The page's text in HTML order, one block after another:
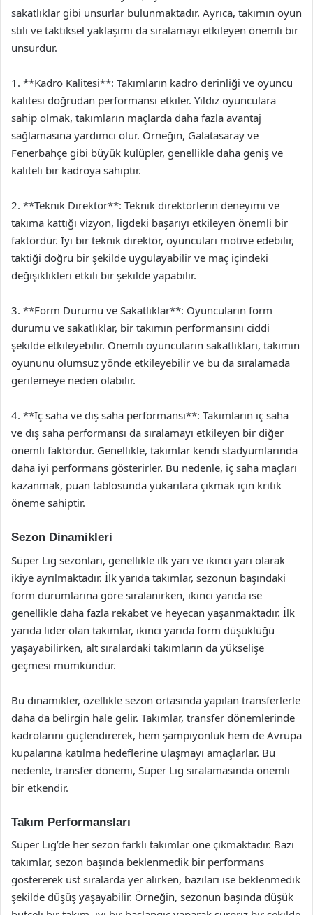
sakatlıklar gibi unsurlar bulunmaktadır. Ayrıca, takımın oyun
stili ve taktiksel yaklaşımı da sıralamayı etkileyen önemli bir
unsurdur.
1. **Kadro Kalitesi**: Takımların kadro derinliği ve oyuncu
kalitesi doğrudan performansı etkiler. Yıldız oyunculara
sahip olmak, takımların maçlarda daha fazla avantaj
sağlamasına yardımcı olur. Örneğin, Galatasaray ve
Fenerbahçe gibi büyük kulüpler, genellikle daha geniş ve
kaliteli bir kadroya sahiptir.
2. **Teknik Direktör**: Teknik direktörlerin deneyimi ve
takıma kattığı vizyon, ligdeki başarıyı etkileyen önemli bir
faktördür. İyi bir teknik direktör, oyuncuları motive edebilir,
taktiği doğru bir şekilde uygulayabilir ve maç içindeki
değişiklikleri etkili bir şekilde yapabilir.
3. **Form Durumu ve Sakatlıklar**: Oyuncuların form
durumu ve sakatlıklar, bir takımın performansını ciddi
şekilde etkileyebilir. Önemli oyuncuların sakatlıkları, takımın
oyununu olumsuz yönde etkileyebilir ve bu da sıralamada
gerilemeye neden olabilir.
4. **İç saha ve dış saha performansı**: Takımların iç saha
ve dış saha performansı da sıralamayı etkileyen bir diğer
önemli faktördür. Genellikle, takımlar kendi stadyumlarında
daha iyi performans gösterirler. Bu nedenle, iç saha maçları
kazanmak, puan tablosunda yukarılara çıkmak için kritik
öneme sahiptir.
Sezon Dinamikleri
Süper Lig sezonları, genellikle ilk yarı ve ikinci yarı olarak
ikiye ayrılmaktadır. İlk yarıda takımlar, sezonun başındaki
form durumlarına göre sıralanırken, ikinci yarıda ise
genellikle daha fazla rekabet ve heyecan yaşanmaktadır. İlk
yarıda lider olan takımlar, ikinci yarıda form düşüklüğü
yaşayabilirken, alt sıralardaki takımların da yükselişe
geçmesi mümkündür.
Bu dinamikler, özellikle sezon ortasında yapılan transferlerle
daha da belirgin hale gelir. Takımlar, transfer dönemlerinde
kadrolarını güçlendirerek, hem şampiyonluk hem de Avrupa
kupalarına katılma hedeflerine ulaşmayı amaçlarlar. Bu
nedenle, transfer dönemi, Süper Lig sıralamasında önemli
bir etkendir.
Takım Performansları
Süper Lig’de her sezon farklı takımlar öne çıkmaktadır. Bazı
takımlar, sezon başında beklenmedik bir performans
göstererek üst sıralarda yer alırken, bazıları ise beklenmedik
şekilde düşüş yaşayabilir. Örneğin, sezonun başında düşük